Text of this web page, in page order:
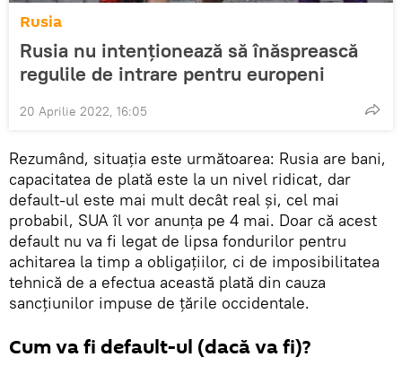
Rusia
Rusia nu intenționează să înăsprească
regulile de intrare pentru europeni
20 Aprilie 2022, 16:05
Rezumând, situația este următoarea: Rusia are bani,
capacitatea de plată este la un nivel ridicat, dar
default-ul este mai mult decât real și, cel mai
probabil, SUA îl vor anunța pe 4 mai. Doar că acest
default nu va fi legat de lipsa fondurilor pentru
achitarea la timp a obligațiilor, ci de imposibilitatea
tehnică de a efectua această plată din cauza
sancțiunilor impuse de țările occidentale.
Cum va fi default-ul (dacă va fi)?